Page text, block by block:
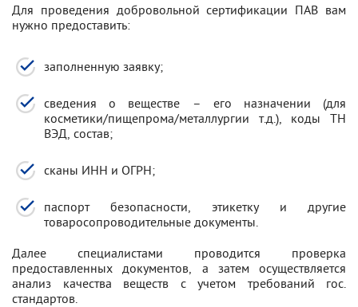
Для проведения добровольной сертификации ПАВ вам
нужно предоставить:
заполненную заявку;
сведения о веществе – его назначении (для
косметики/пищепрома/металлургии т.д.), коды ТН
ВЭД, состав;
сканы ИНН и ОГРН;
паспорт безопасности, этикетку и другие
товаросопроводительные документы.
Далее специалистами проводится проверка
предоставленных документов, а затем осуществляется
анализ качества веществ с учетом требований гос.
стандартов.